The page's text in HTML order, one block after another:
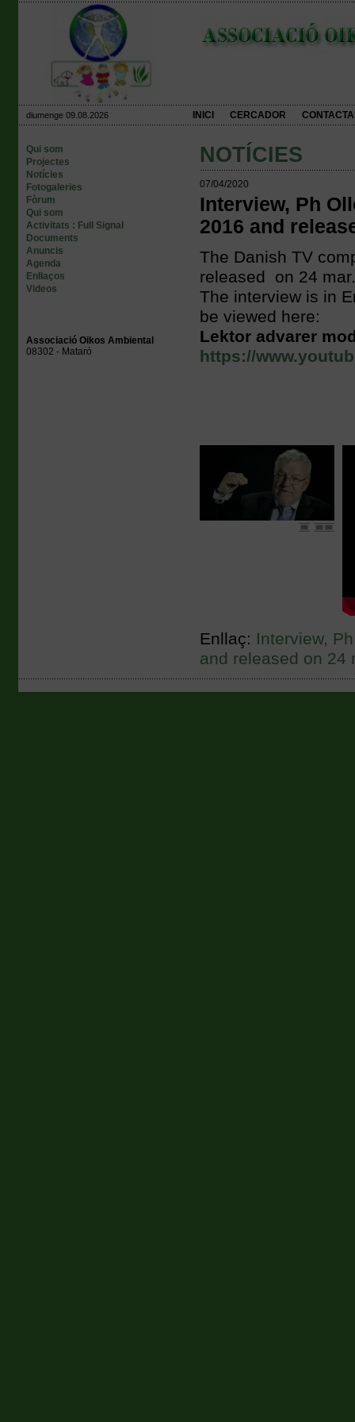
diumenge 09.08.2026 INICI CERCADOR
Qui som
Projectes
Notícies
Fotogaleries
Fòrum
Qui som
Activitats : Full Signal
Documents
Anuncis
Agenda
Enllaços
Videos
Associació Oikos Ambiental
08302 - Mataró
NOTÍCIES
07/04/2020
Interview, Ph
2016 and
The Danish TV
released on 24
The interview is in
be viewed here:
Lektor advarer
https://
Enllaç: Interview,
and released on 24